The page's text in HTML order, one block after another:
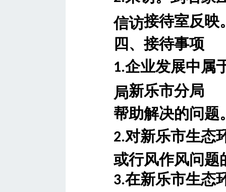
信访接待室反映
四、接待事项
1.企业发展中属
局新乐市分局
帮助解决的问题
2.对新乐市生态
或行风作风问题
3.在新乐市生态